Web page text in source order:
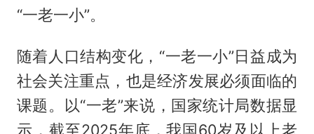
“一老一小”。
随着人口结构变化，“一老一小”日益成为
社会关注重点，也是经济发展必须面临的
课题。以“一老”来说，国家统计局数据显
示，截至2025年底，我国60岁及以上老